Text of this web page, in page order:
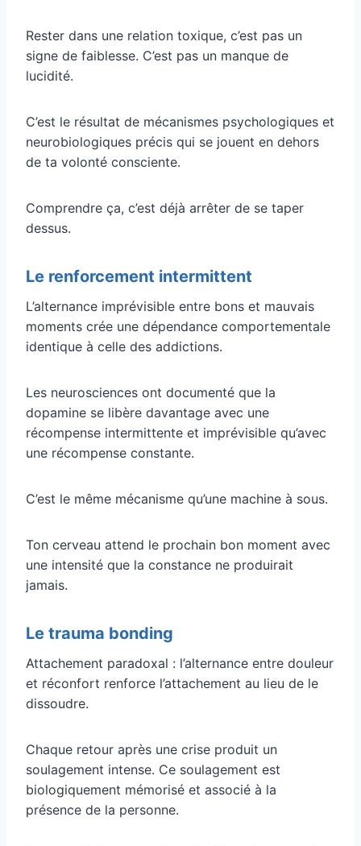
Rester dans une relation toxique, c’est pas un
signe de faiblesse. C’est pas un manque de
lucidité.
C’est le résultat de mécanismes psychologiques et
neurobiologiques précis qui se jouent en dehors
de ta volonté consciente.
Comprendre ça, c’est déjà arrêter de se taper
dessus.
Le renforcement intermittent
L’alternance imprévisible entre bons et mauvais
moments crée une dépendance comportementale
identique à celle des addictions.
Les neurosciences ont documenté que la
dopamine se libère davantage avec une
récompense intermittente et imprévisible qu’avec
une récompense constante.
C’est le même mécanisme qu’une machine à sous.
Ton cerveau attend le prochain bon moment avec
une intensité que la constance ne produirait
jamais.
Le trauma bonding
Attachement paradoxal : l’alternance entre douleur
et réconfort renforce l’attachement au lieu de le
dissoudre.
Chaque retour après une crise produit un
soulagement intense. Ce soulagement est
biologiquement mémorisé et associé à la
présence de la personne.